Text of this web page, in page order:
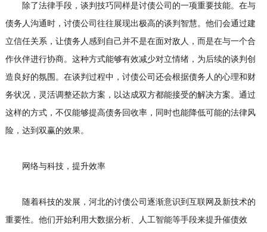
除了法律手段，谈判技巧同样是讨债公司的一项重要技能。在与
债务人沟通时，讨债公司往往展现出极高的谈判智慧。他们会通过建
立信任关系，让债务人感到自己并不是在面对敌人，而是在与一个合
作伙伴进行协商。这种方式能够有效减少对立情绪，为后续的谈判创
造良好的氛围。在谈判过程中，讨债公司还会根据债务人的心理和财
务状况，灵活调整还款方案，以达成双方都能接受的解决方案。通过
这样的方式，不仅能够提高债务回收率，同时也能降低可能的法律风
险，达到双赢的效果。
网络与科技，提升效率
随着科技的发展，河北的讨债公司逐渐意识到互联网及新技术的
重要性。他们开始利用大数据分析、人工智能等手段来提升催债效